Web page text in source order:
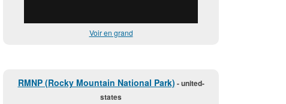
Voir en grand
RMNP (Rocky Mountain National Park) - united-
states